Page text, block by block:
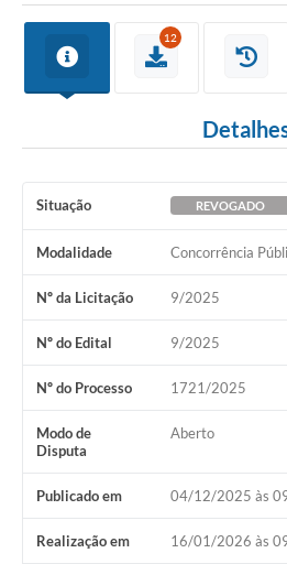
12
Situação REVOGADO
Modalidade Concorrência
Nº da Licitação 9/2025
Nº do Edital 9/2025
Nº do Processo 1721/2025
Modo de
Disputa
Aberto
Publicado em 04/12/2025 às
Realização em 16/01/2026 às